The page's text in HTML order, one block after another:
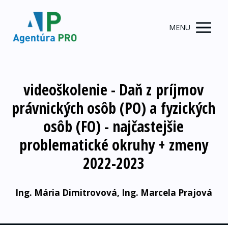
MENU
videoškolenie - Daň z príjmov
právnických osôb (PO) a fyzických
osôb (FO) - najčastejšie
problematické okruhy + zmeny
2022-2023
Ing. Mária Dimitrovová, Ing. Marcela Prajová